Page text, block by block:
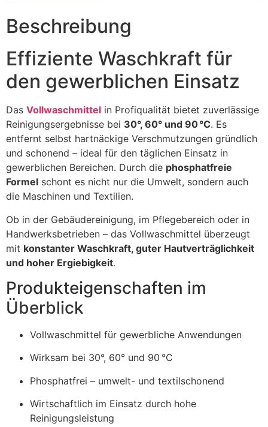
Beschreibung
Effiziente Waschkraft für
den gewerblichen Einsatz
Das Vollwaschmittel in Profiqualität bietet zuverlässige
Reinigungsergebnisse bei 30°, 60° und 90 °C. Es
entfernt selbst hartnäckige Verschmutzungen gründlich
und schonend – ideal für den täglichen Einsatz in
gewerblichen Bereichen. Durch die phosphatfreie
Formel schont es nicht nur die Umwelt, sondern auch
die Maschinen und Textilien.
Ob in der Gebäudereinigung, im Pflegebereich oder in
Handwerksbetrieben – das Vollwaschmittel überzeugt
mit konstanter Waschkraft, guter Hautverträglichkeit
und hoher Ergiebigkeit.
Produkteigenschaften im
Überblick
Vollwaschmittel für gewerbliche Anwendungen
Wirksam bei 30°, 60° und 90 °C
Phosphatfrei – umwelt- und textilschonend
Wirtschaftlich im Einsatz durch hohe
Reinigungsleistung